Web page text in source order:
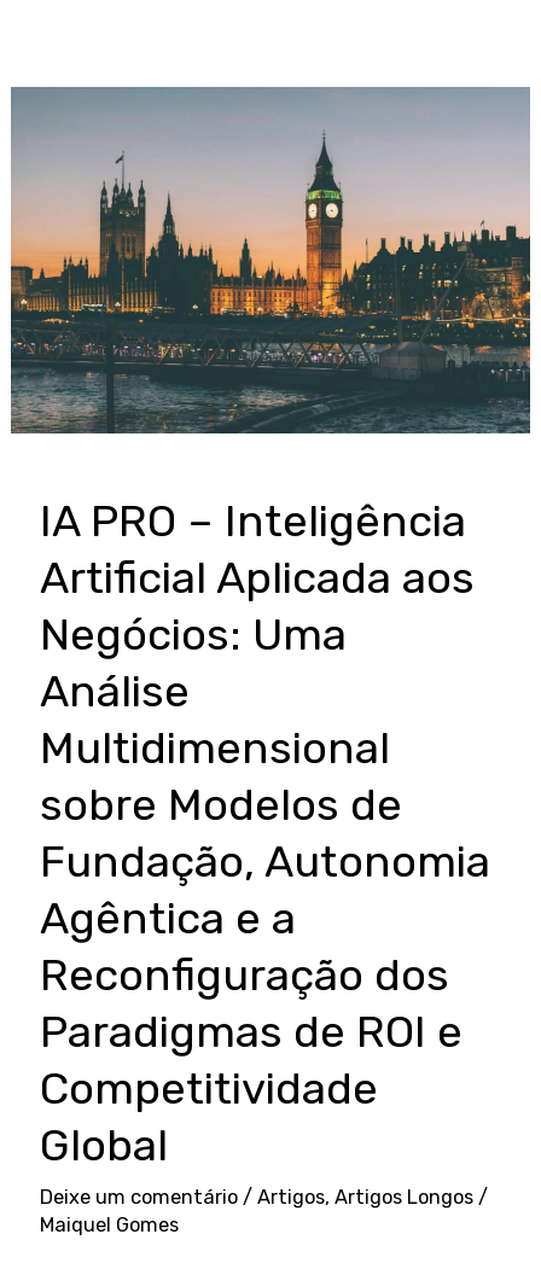
Agente:
Agente
Compra
Negocia
Sozinho
e
o
Domina
o
Varejo
IA PRO – Inteligência
Artificial Aplicada aos
Negócios: Uma
Análise
Multidimensional
sobre Modelos de
Fundação, Autonomia
Agêntica e a
Reconfiguração dos
Paradigmas de ROI e
Competitividade
Global
Deixe um comentário /Artigos,Artigos Longos /
Maiquel Gomes